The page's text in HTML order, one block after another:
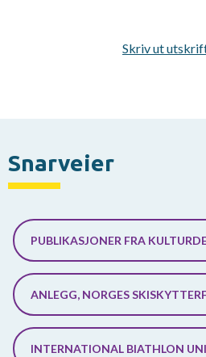
Skriv ut
Snarveier
PUBLIKASJONER FRA
ANLEGG, NORGES
INTERNATIONAL BIATHLON